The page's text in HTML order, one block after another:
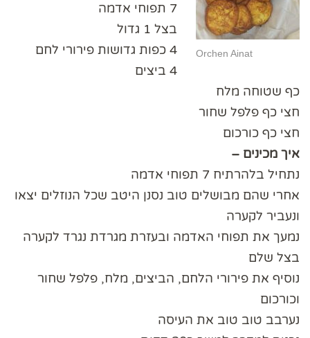
Orchen Ainat
7 תפוחי אדמה
בצל 1 גדול
4 כפות גדושות פירורי לחם
4 ביצים
כף שטוחה מלח
חצי כף פלפל שחור
חצי כף כורכום
איך מכינים –
נתחיל בלהרתיח 7 תפוחי אדמה
אחרי שהם מבושלים טוב נסנן היטב שכל הנוזלים יצאו
ונעביר לקערה
נמעך את תפוחי האדמה ובעזרת מגרדת נגרד לקערה
בצל שלם
נוסיף את פירורי הלחם, הביצים, מלח, פלפל שחור
וכורכום
נערבב טוב טוב את העיסה